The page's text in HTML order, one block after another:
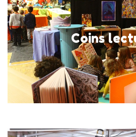
Coins
3 au 9
au salon, à Saint-
En savoir plus